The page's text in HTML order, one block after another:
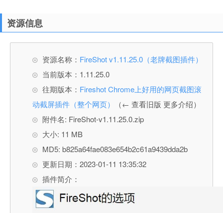
资源信息
资源名称： FireShot v1.11.25.0（老牌截图插件）
当前版本：1.11.25.0
往期版本： Fireshot Chrome上好用的网页截图滚
动截屏插件（整个网页）
（← 查看旧版 更多介绍）
附件名: FireShot-v1.11.25.0.zip
大小: 11 MB
MD5: b825a64fae083e654b2c61a9439dda2b
更新日期：2023-01-11 13:35:32
插件简介：